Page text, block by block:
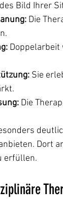
Bild Ihrer
Die
Sie
Die
Dort
erfüllen.